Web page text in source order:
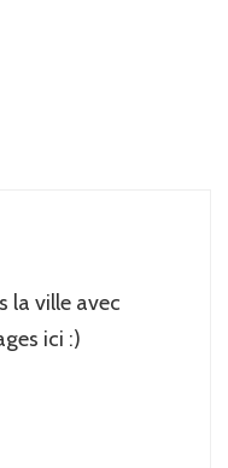
la ville avec
ici :)